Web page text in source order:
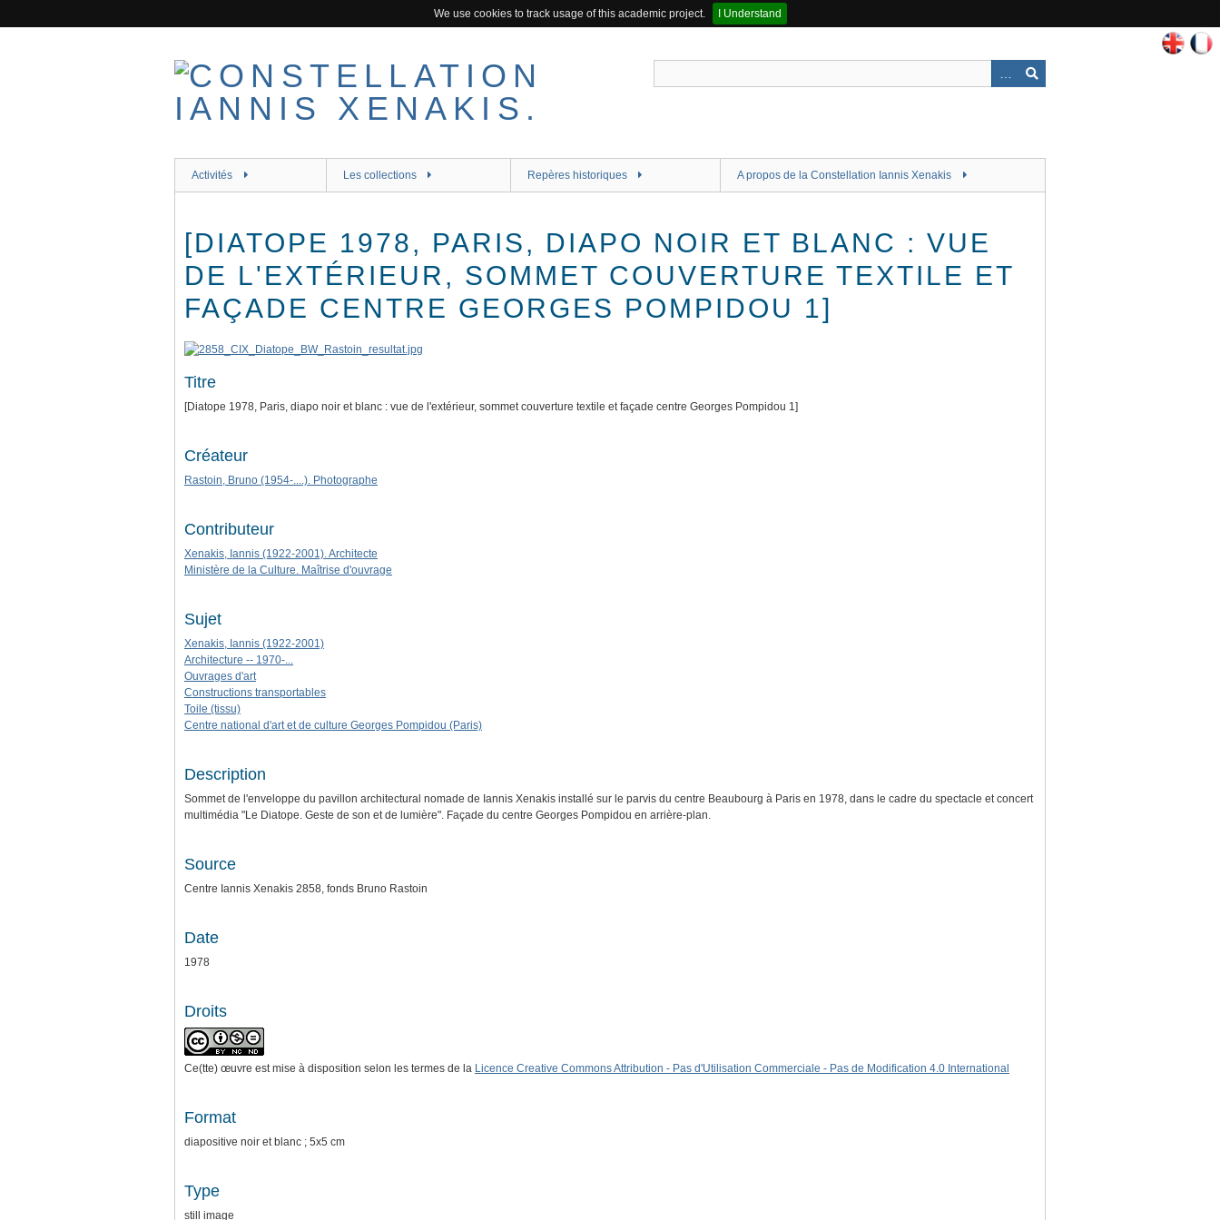
We use cookies to track usage of this academic project.
I Understand
Activités Les collections Repères historiques A propos de la Constellation Iannis Xenakis
[DIATOPE 1978, PARIS, DIAPO NOIR ET BLANC : VUE
DE L'EXTÉRIEUR, SOMMET COUVERTURE TEXTILE ET
FAÇADE CENTRE GEORGES POMPIDOU 1]
Titre
[Diatope 1978, Paris, diapo noir et blanc : vue de l'extérieur, sommet couverture textile et façade centre Georges Pompidou 1]
Créateur
Rastoin, Bruno (1954-....). Photographe
Contributeur
Xenakis, Iannis (1922-2001). Architecte
Ministère de la Culture. Maîtrise d'ouvrage
Sujet
Xenakis, Iannis (1922-2001)
Architecture -- 1970-...
Ouvrages d'art
Constructions transportables
Toile (tissu)
Centre national d'art et de culture Georges Pompidou (Paris)
Description
Sommet de l'enveloppe du pavillon architectural nomade de Iannis Xenakis installé sur le parvis du centre Beaubourg à Paris en 1978, dans le cadre du spectacle et concert
multimédia "Le Diatope. Geste de son et de lumière". Façade du centre Georges Pompidou en arrière-plan.
Source
Centre Iannis Xenakis 2858, fonds Bruno Rastoin
Date
1978
Droits
Ce(tte) œuvre est mise à disposition selon les termes de la Licence Creative Commons Attribution - Pas d'Utilisation Commerciale - Pas de Modification 4.0 International
Format
diapositive noir et blanc ; 5x5 cm
Type
still image